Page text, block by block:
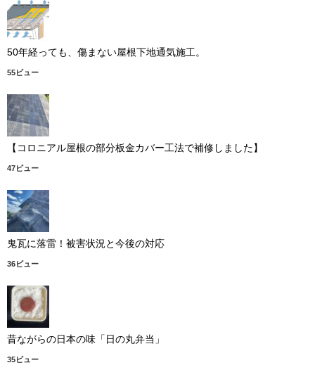
50年経っても、傷まない屋根下地通気施工。
55ビュー
【コロニアル屋根の部分板金カバー工法で補修しました】
47ビュー
鬼瓦に落雷！被害状況と今後の対応
36ビュー
昔ながらの日本の味「日の丸弁当」
35ビュー